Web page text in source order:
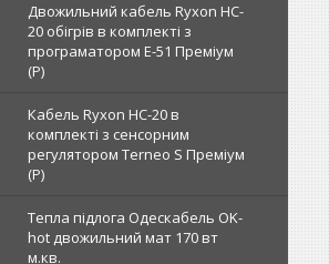
Двожильний кабель Ryxon HC-
20 обігрів в комплекті з
програматором E-51 Преміум
(Р)
Кабель Ryxon HC-20 в
комплекті з сенсорним
регулятором Terneo S Преміум
(Р)
Тепла підлога Одескабель OK-
hot двожильний мат 170 вт
м.кв.